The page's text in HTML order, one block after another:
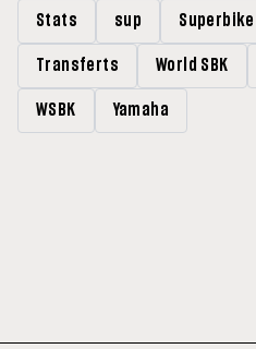
Stats sup Superbike
Transferts World SBK
WSBK Yamaha